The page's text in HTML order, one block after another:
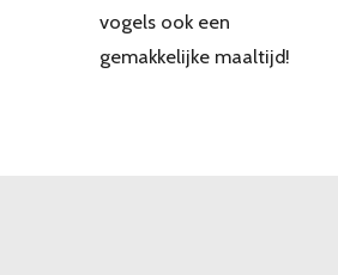
vogels ook een
gemakkelijke maaltijd!